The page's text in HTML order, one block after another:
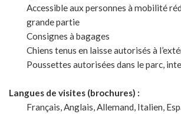
Accessible aux personnes à mobilité
grande partie
Consignes à bagages
Chiens tenus en laisse autorisés à
Poussettes autorisées dans le parc,
Langues de visites (brochures) :
Français, Anglais, Allemand, Italien,